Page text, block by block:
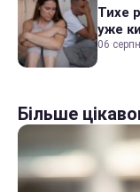
Тихе
уже
06
Більше